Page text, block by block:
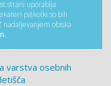
strani uporablja
piškotki so bili
nadaljevanjem obiska
varstva osebnih